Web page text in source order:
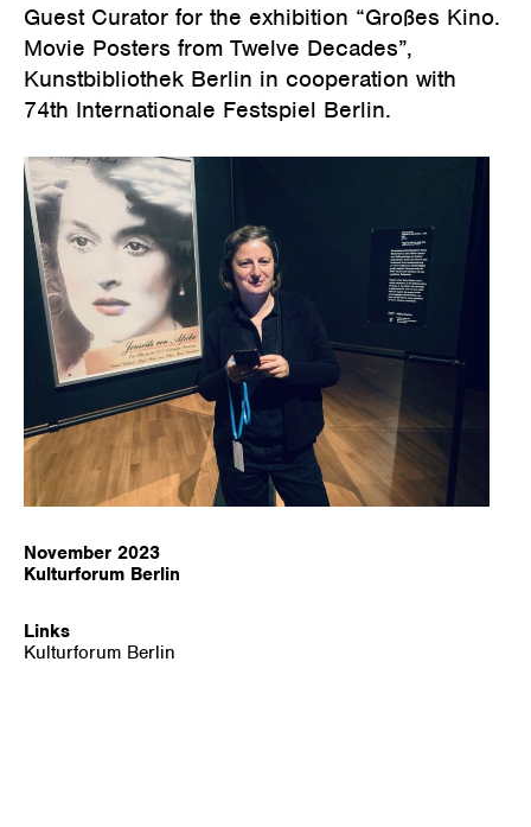
Guest Curator for the exhibition “Großes Kino.
Movie Posters from Twelve Decades”,
Kunstbibliothek Berlin in cooperation with
74th Internationale Festspiel Berlin.
November 2023
Kulturforum Berlin
Links
Kulturforum Berlin